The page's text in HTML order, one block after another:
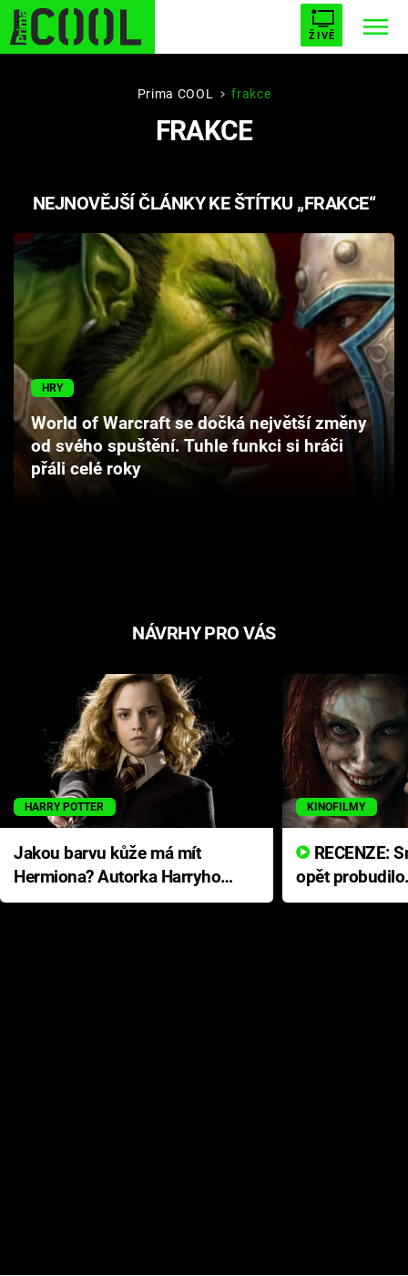
ŽIVĚ
STARHOUSE BUFFY, PŘEMOŽITELKA UPÍRŮ
PLNEJ KOTEL AVENGERS 5
Témata
Filmy
Seriály
Hry
Cool Esport
Pořady
Prima COOL frakce
FRAKCE
NEJNOVĚJŠÍ ČLÁNKY KE ŠTÍTKU „FRAKCE“
HRY
World of Warcraft se dočká největší změny
od svého spuštění. Tuhle funkci si hráči
přáli celé roky
NÁVRHY PRO VÁS
HARRY POTTER
Jakou barvu kůže má mít
Hermiona? Autorka Harryho
Pottera přišla s ráznou
KINOFILMY
opět
přichází s